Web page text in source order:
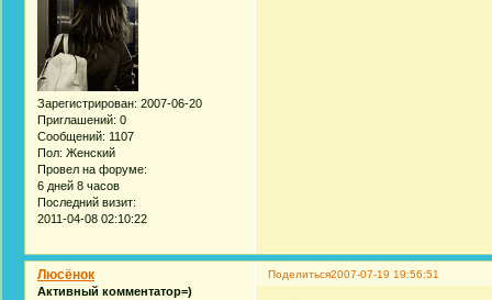
Зарегистрирован: 2007-06-20
Приглашений: 0
Сообщений: 1107
Пол: Женский
Провел на форуме:
6 дней 8 часов
Последний визит:
2011-04-08 02:10:22
Поделиться2007-07-19 19:56:51
Люсёнок
Активный комментатор=)